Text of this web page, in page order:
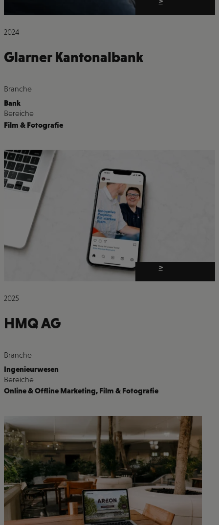
2024
Glarner Kantonalbank
Branche
Bank
Bereiche
Film & Fotografie
>
2025
HMQ AG
Branche
Ingenieurwesen
Bereiche
Online & Offline Marketing, Film & Fotografie